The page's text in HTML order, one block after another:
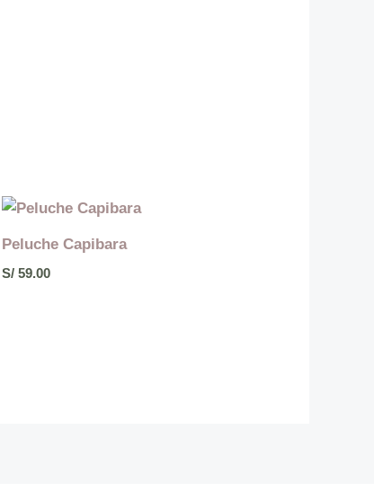
Peluche Capibara
S/ 59.00